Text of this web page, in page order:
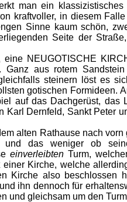
man ein klassizistisches
kraftvoller, in diesem
Sinne kaum schön,
Seite der
NEUGOTISCHE
aus rotem
steinern löst es
gotischen Formideen.
auf das Dachgerüst, das
Karl Dernfeld, Sankt Peter
alten Rathause nach vorn
das weniger ob
einverleibten Turm,
Kirche, welche
Kirche also beschlossen
ihn dennoch für
und gleichsam um den